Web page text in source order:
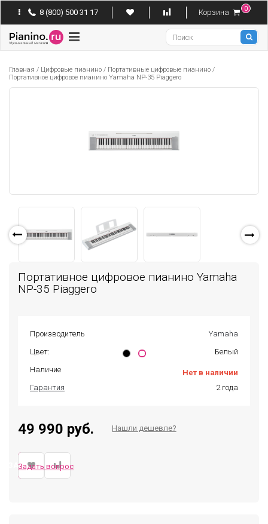
8 (800) 500 31 17 Корзина 0
Pianino
Главная / Цифровые пианино / Портативные цифровые пианино /
Портативное цифровое пианино Yamaha NP-35 Piaggero
Портативное цифровое пианино Yamaha
NP-35 Piaggero
Производитель
Yamaha
Цвет:
Белый
Наличие
Нет в наличии
Гарантия
2 года
49 990 руб. Нашли дешевле?
ЗАКАЗАТЬ
Задать вопрос